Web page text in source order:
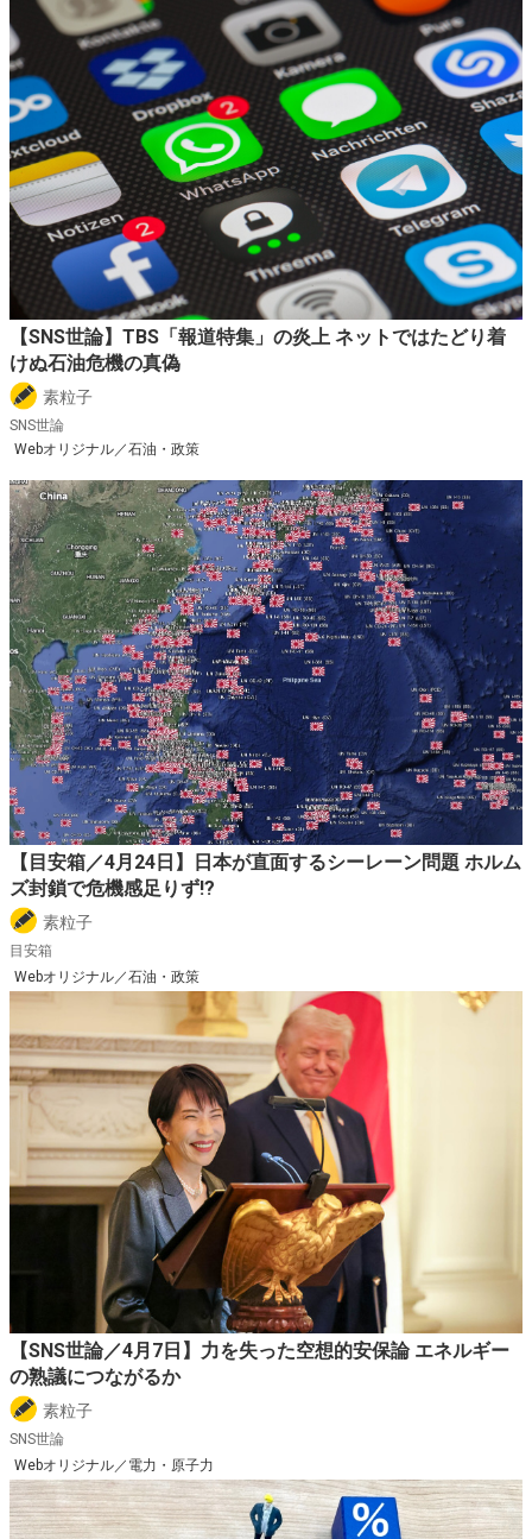
【SNS世論】TBS「報道特集」の炎上 ネットではたどり着
けぬ石油危機の真偽
素粒子
SNS世論
Webオリジナル／石油・政策
【目安箱／4月24日】日本が直面するシーレーン問題 ホルム
ズ封鎖で危機感足りず!?
素粒子
目安箱
Webオリジナル／石油・政策
【SNS世論／4月7日】力を失った空想的安保論 エネルギー
の熟議につながるか
素粒子
SNS世論
Webオリジナル／電力・原子力